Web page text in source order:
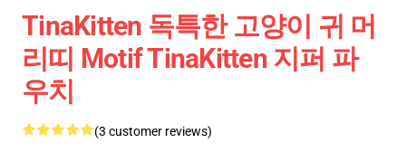
TinaKitten 독특한 고양이 귀 머
리띠 Motif TinaKitten 지퍼 파
우치
(3 customer reviews)